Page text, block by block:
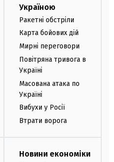
Україною
Ракетні обстріли
Карта бойових дій
Мирні переговори
Повітряна тривога в
Україні
Масована атака по
Україні
Вибухи у Росії
Втрати ворога
Новини економіки